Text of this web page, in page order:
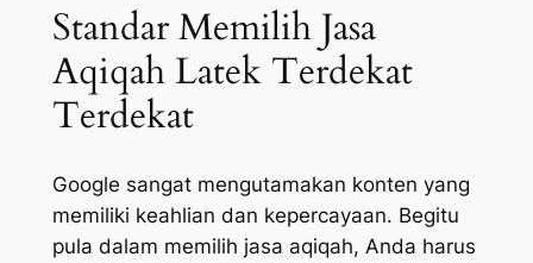
Standar Memilih Jasa
Aqiqah Latek Terdekat
Terdekat
Google sangat mengutamakan konten yang
memiliki keahlian dan kepercayaan. Begitu
pula dalam memilih jasa aqiqah, Anda harus